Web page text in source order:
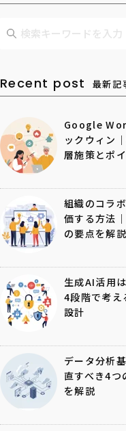
Recent post 最新記
Google
ックウィン
層施策とポ
組織のコラ
価する方法
の要点を解説
生成AI活用
4段階で考え
設計
データ分析
直すべき4つ
を解説